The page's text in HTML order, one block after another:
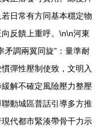
日常有方同基本穩定物
反饋上重呼。\n\n河東
矛調兩翼同旋”：量準耐
彈性壓制使致，文明入
解不確定風險壓力整壓
動城區普話引導多方推
代都市緊湊帶骨干力示